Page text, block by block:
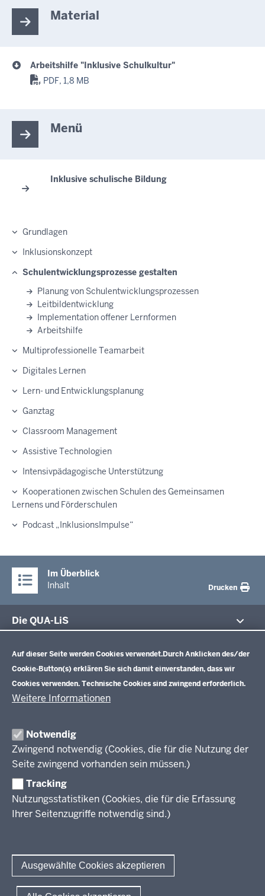
Auf dieser Seite werden Cookies verwendet.Durch Anklicken des/der
Cookie-Button(s) erklären Sie sich damit einverstanden, dass wir
Cookies verwenden. Technische Cookies sind zwingend erforderlich.
Weitere Informationen
Notwendig
Zwingend notwendig (Cookies, die für die Nutzung der
Seite zwingend vorhanden sein müssen.)
Tracking
Nutzungsstatistiken (Cookies, die für die Erfassung
Ihrer Seitenzugriffe notwendig sind.)
Ausgewählte Cookies akzeptieren
Material
Arbeitshilfe "Inklusive Schulkultur"
PDF, 1,8 MB
Menü
Inklusive schulische Bildung
Grundlagen
Inklusionskonzept
Schulentwicklungsprozesse gestalten
Planung von Schulentwicklungsprozessen
Leitbildentwicklung
Implementation offener Lernformen
Arbeitshilfe
Multiprofessionelle Teamarbeit
Digitales Lernen
Lern- und Entwicklungsplanung
Ganztag
Classroom Management
Assistive Technologien
Intensivpädagogische Unterstützung
Kooperationen zwischen Schulen des Gemeinsamen
Lernens und Förderschulen
Podcast „InklusionsImpulse“
Im Überblick
Inhalt
Drucken
Die QUA-LiS
Veröffentlichungen
Leitbild
Stellenangebote
Über uns
Schulentwicklung NRW
Schulentwicklung
Unterricht
Professionalisierung
Standardsicherung NRW
Berufsbildung NRW
Erwachsenenbildung
Wir über uns
Berichtswesen Weiterbildung
ElternMitWirkung NRW
KI:EB
Amtsblattabonnieren
© 2026 QUA-LiS